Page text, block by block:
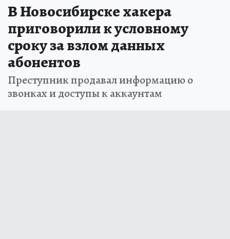
В Новосибирске хакера
приговорили к условному
сроку за взлом данных
абонентов
Преступник продавал информацию о
звонках и доступы к аккаунтам